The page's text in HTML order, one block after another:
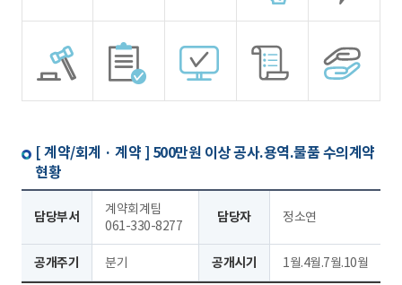
[ 계약/회계 · 계약 ] 500만원 이상 공사.용역.물품 수의계약
현황
담당부서
계약회계팀
061-330-8277
담당자 정소연
공개주기 분기 공개시기 1월.4월.7월.10월